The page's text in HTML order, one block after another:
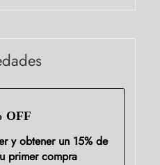
OFF
y obtener un 15% de
primer compra